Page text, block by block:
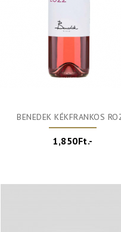
BENEDEK KÉKFRANKOS
1,850Ft.-